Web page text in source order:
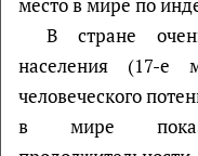
В стране
населения (17-е
человеческого
в мире